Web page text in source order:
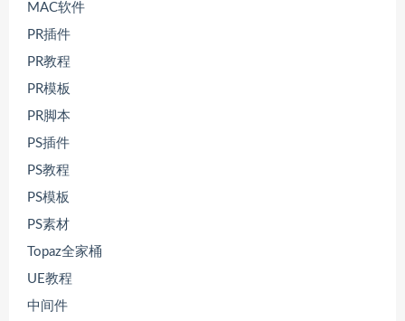
MAC软件
PR插件
PR教程
PR模板
PR脚本
PS插件
PS教程
PS模板
PS素材
Topaz全家桶
UE教程
中间件